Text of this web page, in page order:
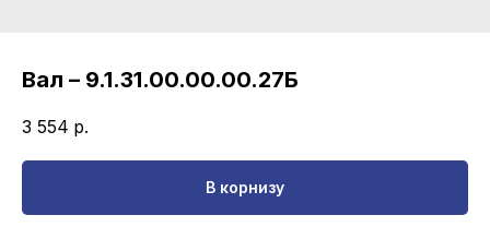
Вал – 9.1.31.00.00.00.27Б
3 554 р.
В корнизу